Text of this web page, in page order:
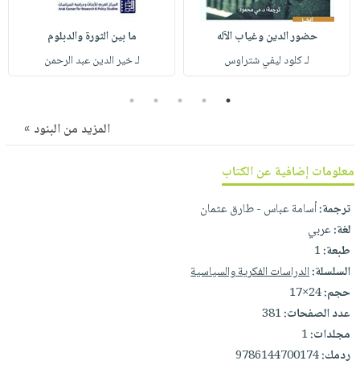
صابون
أطفال
مناسبات
فيديوهات
أسئلة
طرحها
وفرات
انشر
كتابك
معنا
عربة
التسوق
حضور الدين وغياب الآله
لـ كلود ليفي شتراوس
ما بين الثورة والدبلوم
لـ خير الدين عبد الرحمن
1
2
3
4
5
المزيد من البنود »
معلومات إضافية عن الكتاب
ترجمة:أسامة عباس - طارق عثمان
لغة:عربي
طبعة:1
السلسلة:الدراسات الفكرية والسياسية
حجم:24×17
عدد الصفحات:381
مجلدات:1
ردمك:9786144700174